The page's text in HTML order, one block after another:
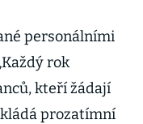
personálními
rok
kteří žádají
prozatímní